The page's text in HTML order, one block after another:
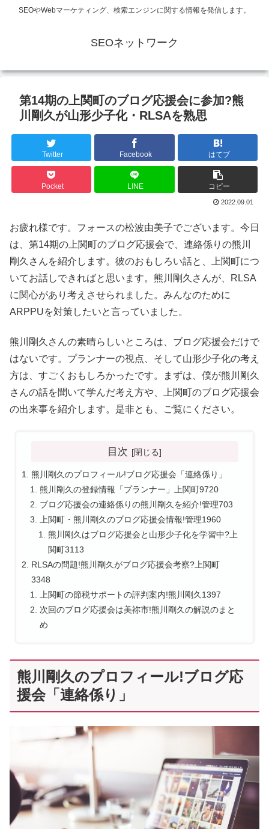
SEOやWebマーケティング、検索エンジンに関する情報を発信します。
SEOネットワーク
第14期の上関町のブログ応援会に参加?熊
川剛久が山形少子化・RLSAを熟思
Twitter Facebook はてブ
Pocket LINE コピー
2022.09.01
お疲れ様です。フォースの松波由美子でございます。今日
は、第14期の上関町のブログ応援会で、連絡係りの熊川
剛久さんを紹介します。彼のおもしろい話と、上関町につ
いてお話しできればと思います。熊川剛久さんが、RLSA
に関心があり考えさせられました。みんなのために
ARPPUを対策したいと言っていました。
熊川剛久さんの素晴らしいところは、ブログ応援会だけで
はないです。プランナーの視点、そして山形少子化の考え
方は、すごくおもしろかったです。まずは、僕が熊川剛久
さんの話を聞いて学んだ考え方や、上関町のブログ応援会
の出来事を紹介します。是非とも、ご覧にください。
目次
熊川剛久のプロフィール!ブログ応援会「連絡係り」
熊川剛久の登録情報「プランナー」上関町9720
ブログ応援会の連絡係りの熊川剛久を紹介!管理703
上関町・熊川剛久のブログ応援会情報!管理1960
熊川剛久はブログ応援会と山形少子化を学習中?上
関町3113
RLSAの問題!熊川剛久がブログ応援会考察?上関町
3348
上関町の節税サポートの評判案内!熊川剛久1397
次回のブログ応援会は美祢市!熊川剛久の解説のまと
め
熊川剛久のプロフィール!ブログ応
援会「連絡係り」